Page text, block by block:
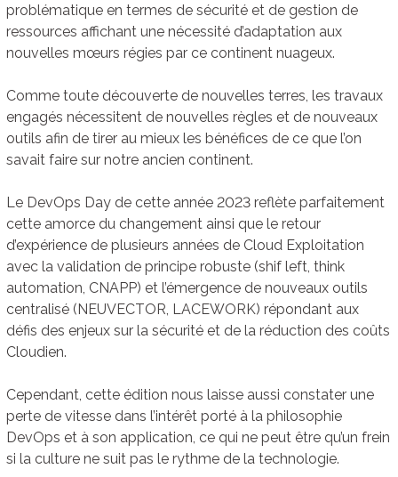
problématique en termes de sécurité et de gestion de
ressources affichant une nécessité d’adaptation aux
nouvelles mœurs régies par ce continent nuageux.
Comme toute découverte de nouvelles terres, les travaux
engagés nécessitent de nouvelles règles et de nouveaux
outils afin de tirer au mieux les bénéfices de ce que l’on
savait faire sur notre ancien continent.
Le DevOps Day de cette année 2023 reflète parfaitement
cette amorce du changement ainsi que le retour
d’expérience de plusieurs années de Cloud Exploitation
avec la validation de principe robuste (shif left, think
automation, CNAPP) et l’émergence de nouveaux outils
centralisé (NEUVECTOR, LACEWORK) répondant aux
défis des enjeux sur la sécurité et de la réduction des coûts
Cloudien.
Cependant, cette édition nous laisse aussi constater une
perte de vitesse dans l’intérêt porté à la philosophie
DevOps et à son application, ce qui ne peut être qu’un frein
si la culture ne suit pas le rythme de la technologie.